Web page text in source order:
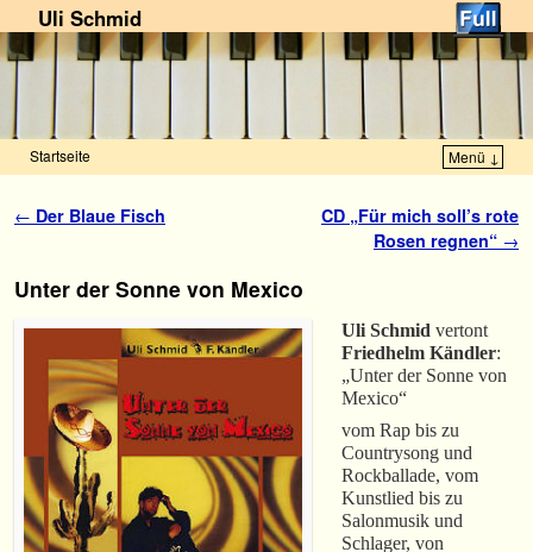
Uli Schmid
Startseite Menü ↓
Artikelnavigation
← Der Blaue Fisch
CD „Für mich soll’s rote
Rosen regnen“ →
Unter der Sonne von Mexico
Uli Schmid vertont
Friedhelm Kändler:
„Unter der Sonne von
Mexico“
vom Rap bis zu
Countrysong und
Rockballade, vom
Kunstlied bis zu
Salonmusik und
Schlager, von